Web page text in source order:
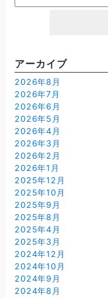
索:
アーカイブ
2026年8月
2026年7月
2026年6月
2026年5月
2026年4月
2026年3月
2026年2月
2026年1月
2025年12月
2025年10月
2025年9月
2025年8月
2025年4月
2025年3月
2024年12月
2024年10月
2024年9月
2024年8月